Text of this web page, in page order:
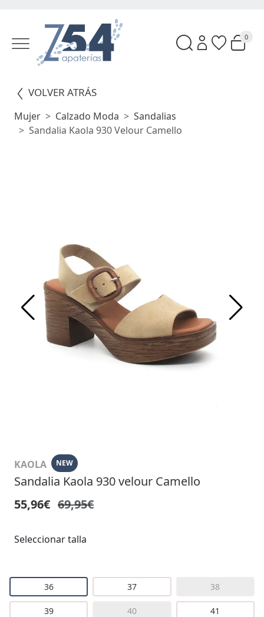
0
VOLVER ATRÁS
Mujer Calzado Moda
Sandalias
Sandalia Kaola 930 Velour Camello
KAOLA NEW
Sandalia Kaola 930 velour Camello
55,96€ 69,95€
Seleccionar talla
36 37 38
39 40 41